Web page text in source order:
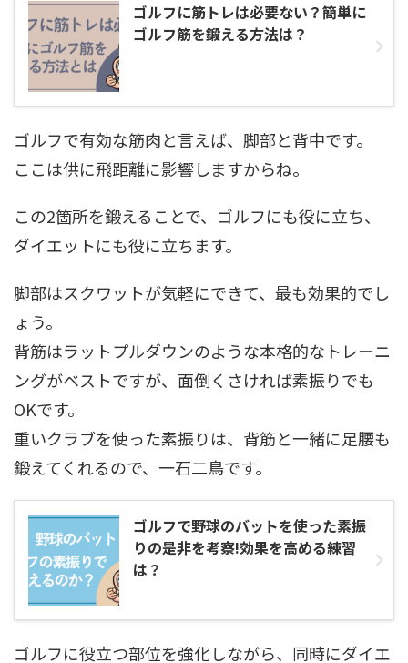
ゴルフに筋トレは必要ない？簡単に
ゴルフ筋を鍛える方法は？
ゴルフで有効な筋肉と言えば、脚部と背中です。
ここは供に飛距離に影響しますからね。
この2箇所を鍛えることで、ゴルフにも役に立ち、
ダイエットにも役に立ちます。
脚部はスクワットが気軽にできて、最も効果的でし
ょう。
背筋はラットプルダウンのような本格的なトレーニ
ングがベストですが、面倒くさければ素振りでも
OKです。
重いクラブを使った素振りは、背筋と一緒に足腰も
鍛えてくれるので、一石二鳥です。
ゴルフで野球のバットを使った素振
りの是非を考察!効果を高める練習
は？
ゴルフに役立つ部位を強化しながら、同時にダイエ